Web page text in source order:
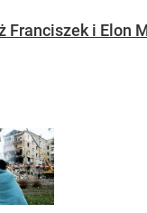
Franciszek i Elon